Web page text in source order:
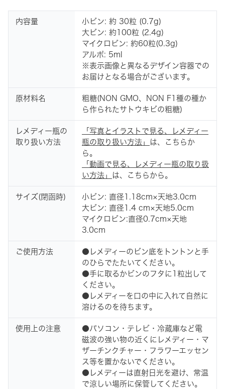
内容量
小ビン: 約 30粒 (0.7g)
大ビン: 約100粒 (2.4g)
マイクロビン: 約60粒(0.3g)
アルポ: 5ml
※表示画像と異なるデザイン容器での
お届けとなる場合がございます。
原材料名
粗糖(NON GMO、NON F1種の種か
ら作られたサトウキビの粗糖)
レメディー瓶の
取り扱い方法
「写真とイラストで見る、レメディー
瓶の取り扱い方法」
は、こちらか
ら。
「動画で見る、レメディー瓶の取り扱
い方法」
は、こちらから。
サイズ(閉函時)
小ビン: 直径1.18cm×天地3.0cm
大ビン: 直径1.4 cm×天地5.0cm
マイクロビン:直径0.7cm×天地
3.0cm
ご使用方法
●レメディーのビン底をトントンと手
のひらでたたいてください。
●手に取るかビンのフタに1粒出して
ください。
●レメディーを口の中に入れて自然に
溶けるのを待ちます。
使用上の注意
●パソコン・テレビ・冷蔵庫など電
磁波の強い物の近くにレメディー・マ
ザーチンクチャー・フラワーエッセン
ス等を置かないでください。
●レメディーは直射日光を避け、常温
で涼しい場所に保管してください。